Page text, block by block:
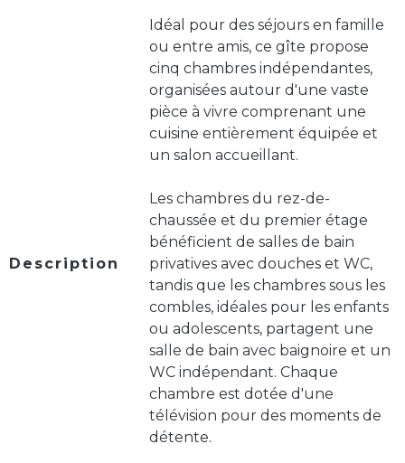
Description
Idéal pour des séjours en famille
ou entre amis, ce gîte propose
cinq chambres indépendantes,
organisées autour d'une vaste
pièce à vivre comprenant une
cuisine entièrement équipée et
un salon accueillant.
Les chambres du rez-de-
chaussée et du premier étage
bénéficient de salles de bain
privatives avec douches et WC,
tandis que les chambres sous les
combles, idéales pour les enfants
ou adolescents, partagent une
salle de bain avec baignoire et un
WC indépendant. Chaque
chambre est dotée d'une
télévision pour des moments de
détente.